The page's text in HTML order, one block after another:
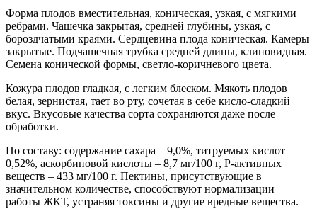
Форма плодов вместительная, коническая, узкая, с мягкими
ребрами. Чашечка закрытая, средней глубины, узкая, с
бороздчатыми краями. Сердцевина плода коническая. Камеры
закрытые. Подчашечная трубка средней длины, клиновидная.
Семена конической формы, светло-коричневого цвета.
Кожура плодов гладкая, с легким блеском. Мякоть плодов
белая, зернистая, тает во рту, сочетая в себе кисло-сладкий
вкус. Вкусовые качества сорта сохраняются даже после
обработки.
По составу: содержание сахара – 9,0%, титруемых кислот –
0,52%, аскорбиновой кислоты – 8,7 мг/100 г, Р-активных
веществ – 433 мг/100 г. Пектины, присутствующие в
значительном количестве, способствуют нормализации
работы ЖКТ, устраняя токсины и другие вредные вещества.